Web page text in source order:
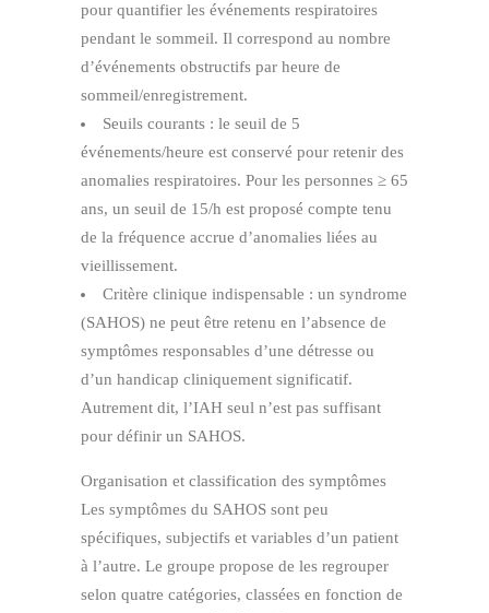
pour quantifier les événements respiratoires
pendant le sommeil. Il correspond au nombre
d’événements obstructifs par heure de
sommeil/enregistrement.
Seuils courants : le seuil de 5
événements/heure est conservé pour retenir des
anomalies respiratoires. Pour les personnes ≥ 65
ans, un seuil de 15/h est proposé compte tenu
de la fréquence accrue d’anomalies liées au
vieillissement.
Critère clinique indispensable : un syndrome
(SAHOS) ne peut être retenu en l’absence de
symptômes responsables d’une détresse ou
d’un handicap cliniquement significatif.
Autrement dit, l’IAH seul n’est pas suffisant
pour définir un SAHOS.
Organisation et classification des symptômes
Les symptômes du SAHOS sont peu
spécifiques, subjectifs et variables d’un patient
à l’autre. Le groupe propose de les regrouper
selon quatre catégories, classées en fonction de